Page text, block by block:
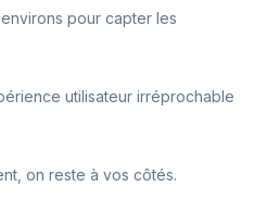
pour capter les
utilisateur irréprochable
on reste à vos côtés.